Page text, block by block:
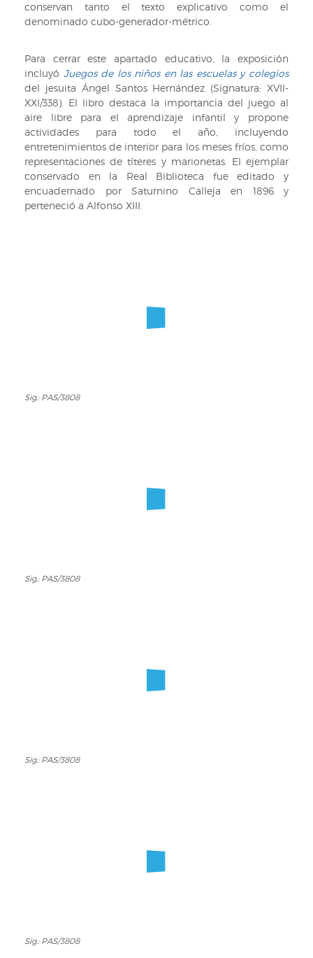
conservan tanto el texto explicativo como el
denominado cubo-generador-métrico.
Para cerrar este apartado educativo, la exposición
incluyó Juegos de los niños en las escuelas y colegios
del jesuita Ángel Santos Hernández (Signatura: XVII-
XXI/338). El libro destaca la importancia del juego al
aire libre para el aprendizaje infantil y propone
actividades para todo el año, incluyendo
entretenimientos de interior para los meses fríos, como
representaciones de títeres y marionetas. El ejemplar
conservado en la Real Biblioteca fue editado y
encuadernado por Saturnino Calleja en 1896 y
perteneció a Alfonso XIII.
Sig.:
Sig.: PAS/3808
Sig.:
Sig.: PAS/3808
Sig.:
Sig.: PAS/3808
Sig.:
Sig.: PAS/3808